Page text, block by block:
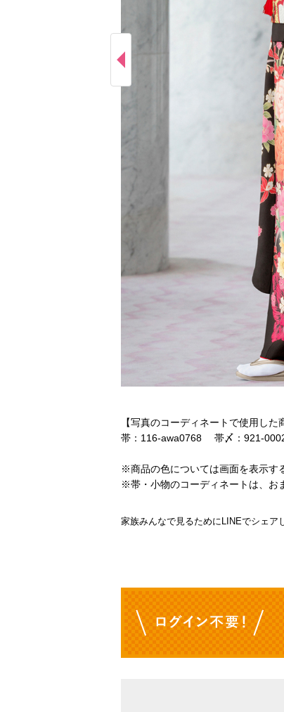
【写真のコーディネートで使用した
帯：116-awa0768 帯〆：921-
※商品の色については画面を表示す
※帯・小物のコーディネートは、お
家族みんなで見るためにLINEでシェア